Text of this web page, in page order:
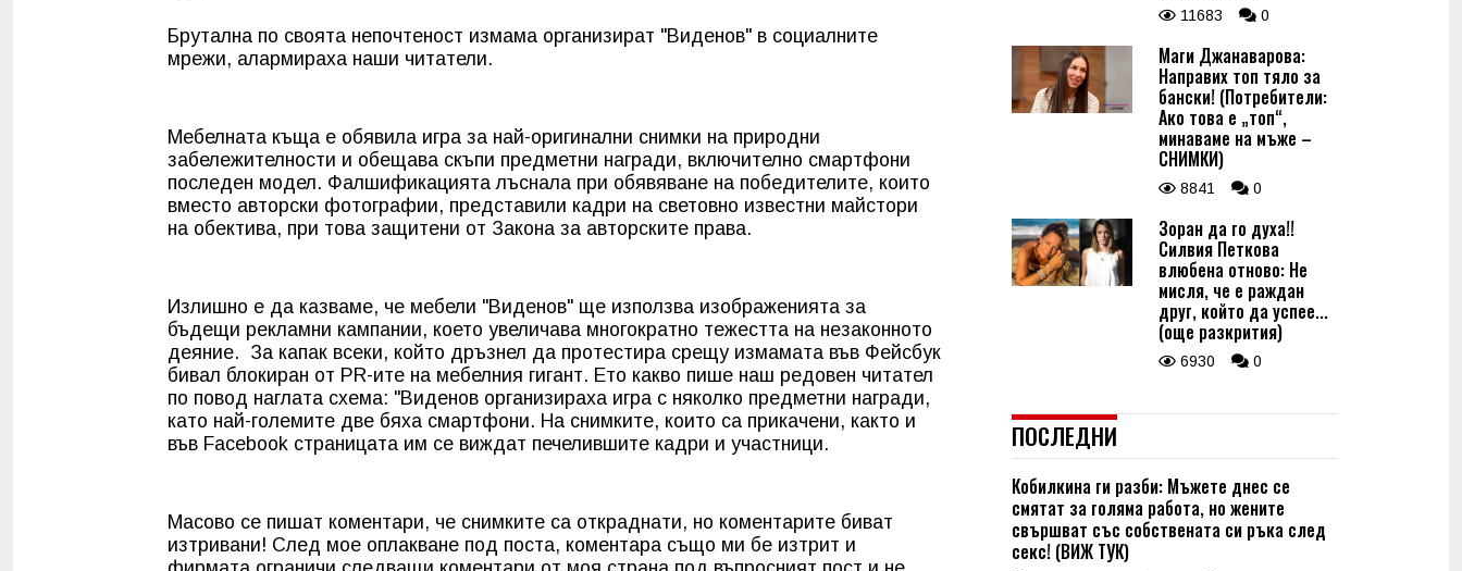
Брутална по своята непочтеност измама организират "Виденов" в социалните
мрежи, алармираха наши читатели.
Мебелната къща е обявила игра за най-оригинални снимки на природни
забележителности и обещава скъпи предметни награди, включително смартфони
последен модел. Фалшификацията лъснала при обявяване на победителите, които
вместо авторски фотографии, представили кадри на световно известни майстори
на обектива, при това защитени от Закона за авторските права.
Излишно е да казваме, че мебели "Виденов" ще използва изображенията за
бъдещи рекламни кампании, което увеличава многократно тежестта на незаконното
деяние. За капак всеки, който дръзнел да протестира срещу измамата във Фейсбук
бивал блокиран от PR-ите на мебелния гигант. Ето какво пише наш редовен читател
по повод наглата схема: "Виденов организираха игра с няколко предметни награди,
като най-големите две бяха смартфони. На снимките, които са прикачени, както и
във Facebook страницата им се виждат печелившите кадри и участници.
Масово се пишат коментари, че снимките са откраднати, но коментарите биват
изтривани! След мое оплакване под поста, коментара също ми бе изтрит и
11683 0
Маги Джанаварова:
Направих топ тяло за
бански! (Потребители:
Ако това е „топ“,
минаваме на мъже –
СНИМКИ)
8841 0
Зоран да го духа!!
Силвия Петкова
влюбена отново: Не
мисля, че е раждан
друг, който да успее...
(още разкрития)
6930 0
ПОСЛЕДНИ
Кобилкина ги разби: Мъжете днес се
смятат за голяма работа, но жените
свършват със собствената си ръка след
секс! (ВИЖ ТУК)